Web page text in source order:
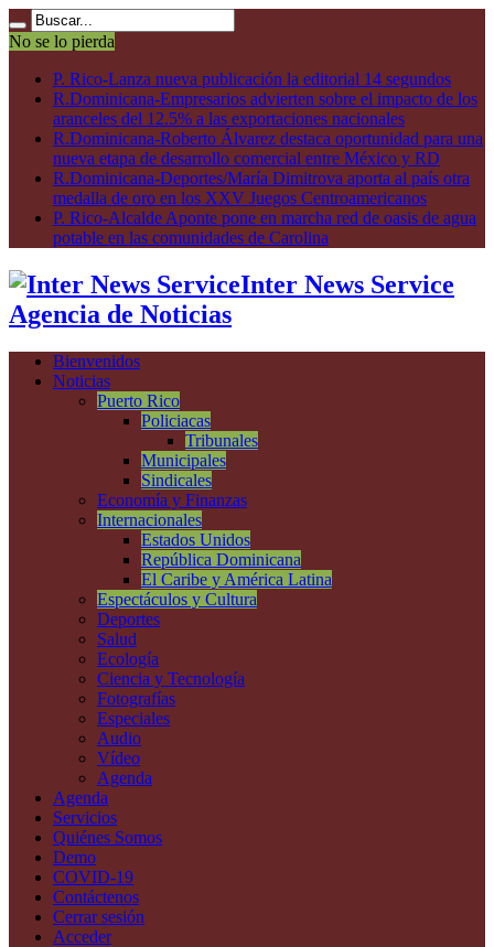
No se lo pierda
P. Rico-Lanza nueva publicación la editorial 14 segundos
R.Dominicana-Empresarios advierten sobre el impacto de los
aranceles del 12.5% a las exportaciones nacionales
R.Dominicana-Roberto Álvarez destaca oportunidad para una
nueva etapa de desarrollo comercial entre México y RD
R.Dominicana-Deportes/María Dimitrova aporta al país otra
medalla de oro en los XXV Juegos Centroamericanos
P. Rico-Alcalde Aponte pone en marcha red de oasis de agua
potable en las comunidades de Carolina
Inter News Service
Agencia de Noticias
Bienvenidos
Noticias
Puerto Rico
Policiacas
Tribunales
Municipales
Sindicales
Economía y Finanzas
Internacionales
Estados Unidos
República Dominicana
El Caribe y América Latina
Espectáculos y Cultura
Deportes
Salud
Ecología
Ciencia y Tecnología
Fotografías
Especiales
Audio
Vídeo
Agenda
Agenda
Servicios
Quiénes Somos
Demo
COVID-19
Contáctenos
Cerrar sesión
Acceder